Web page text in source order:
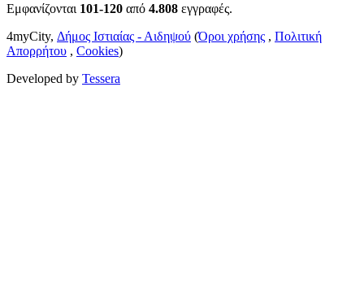
Εμφανίζονται 101-120 από 4.808 εγγραφές.
4myCity, Δήμος Ιστιαίας - Αιδηψού (Όροι χρήσης , Πολιτική
Απορρήτου , Cookies)
Developed by Tessera